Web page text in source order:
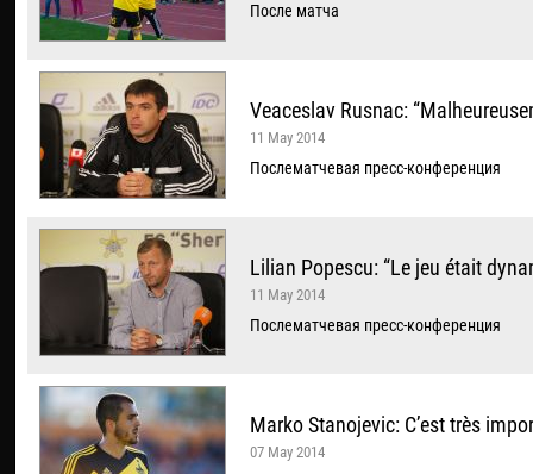
После матча
Veaceslav Rusnac:
11 May 2014
Послематчевая пресс-конференция
Lilian Popescu: “Le jeu était
11 May 2014
Послематчевая пресс-конференция
Marko Stanojevic: C’est très
07 May 2014